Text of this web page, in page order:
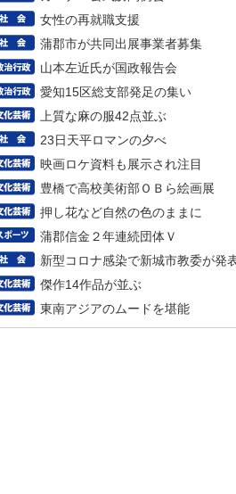
女性の再就職支援
蒲郡市が共同出展事業者募集
山本左近氏が国政報告会
愛知15区総支部発足の集い
上質な麻の服42点並ぶ
23日天平ロマンの夕べ
映画ロケ資料も展示され注目
豊橋で高校美術部ＯＢら絵画展
押し花など自然の色のままに
蒲郡信金２年連続団体Ｖ
新型コロナ感染で新城市教委が発
傑作14作品が並ぶ
東南アジアのムードを堪能